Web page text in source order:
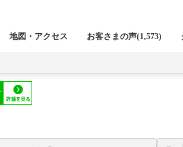
地図・アクセス お客さまの声(1,573)